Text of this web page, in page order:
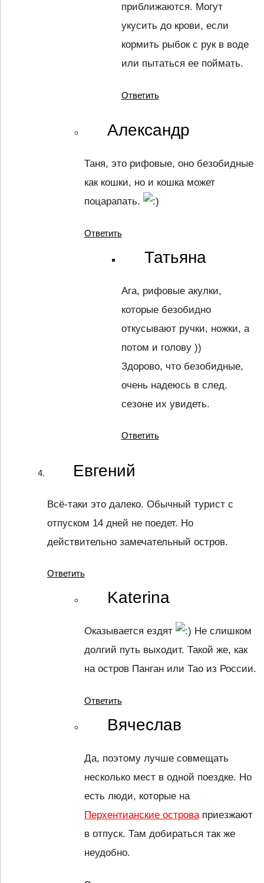
приближаются. Могут
укусить до крови, если
кормить рыбок с рук в воде
или пытаться ее поймать.
Ответить
Александр
Таня, это рифовые, оно безобидные
как кошки, но и кошка может
поцарапать.
Ответить
Татьяна
Ага, рифовые акулки,
которые безобидно
откусывают ручки, ножки, а
потом и голову ))
Здорово, что безобидные,
очень надеюсь в след.
сезоне их увидеть.
Ответить
Евгений
Всё-таки это далеко. Обычный турист с
отпуском 14 дней не поедет. Но
действительно замечательный остров.
Ответить
Katerina
Оказывается ездят
Не слишком
долгий путь выходит. Такой же, как
на остров Панган или Тао из России.
Ответить
Вячеслав
Да, поэтому лучше совмещать
несколько мест в одной поездке. Но
есть люди, которые на
Перхентианские островаприезжают
в отпуск. Там добираться так же
неудобно.